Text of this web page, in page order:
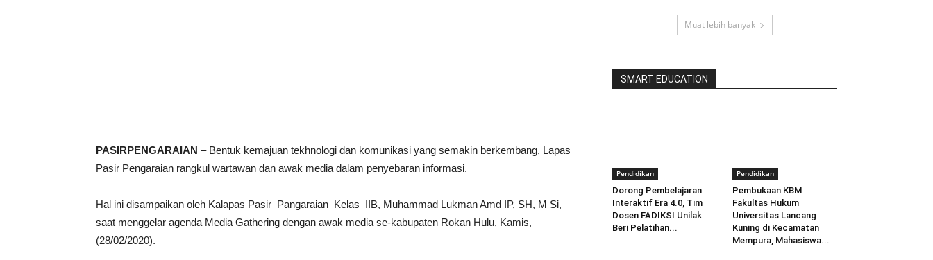
PASIRPENGARAIAN – Bentuk kemajuan tekhnologi dan komunikasi yang semakin berkembang, Lapas
Pasir Pengaraian rangkul wartawan dan awak media dalam penyebaran informasi.
Hal ini disampaikan oleh Kalapas Pasir Pangaraian Kelas IIB, Muhammad Lukman Amd IP, SH, M Si,
saat menggelar agenda Media Gathering dengan awak media se-kabupaten Rokan Hulu, Kamis,
(28/02/2020).
Muat lebih banyak
SMART EDUCATION
Pendidikan
Dorong Pembelajaran
Interaktif Era 4.0, Tim
Dosen FADIKSI Unilak
Beri Pelatihan...
Pendidikan
Pembukaan KBM
Fakultas Hukum
Universitas Lancang
Kuning di Kecamatan
Mempura, Mahasiswa...